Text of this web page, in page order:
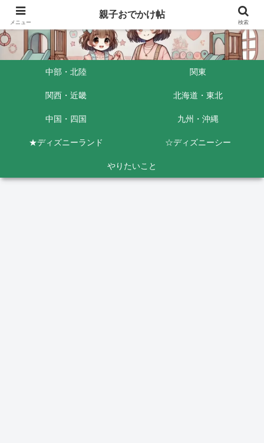
中部・北陸 関東
関西・近畿 北海道・東北
中国・四国 九州・沖縄
★ディズニーランド ☆ディズニーシー
やりたいこと
メニュー
親子おでかけ帖
検索